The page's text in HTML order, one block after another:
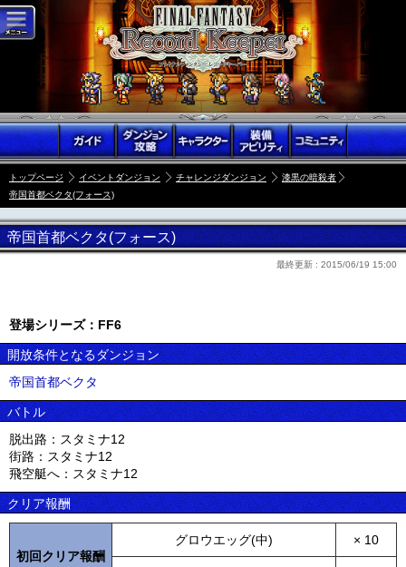
トップページ イベントダンジョン チャレンジダンジョン
漆黒の暗殺者
帝国首都ベクタ(フォース)
帝国首都ベクタ(フォース)
最終更新 : 2015/06/19 15:00
登場シリーズ：FF6
開放条件となるダンジョン
帝国首都ベクタ
バトル
脱出路：スタミナ12
街路：スタミナ12
飛空艇へ：スタミナ12
クリア報酬
初回クリア報酬
グロウエッグ(中) × 10